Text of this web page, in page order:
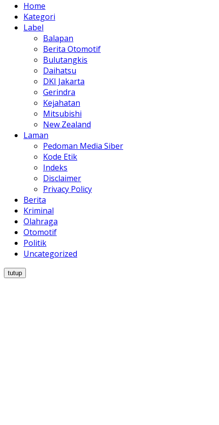
Home
Kategori
Label
Balapan
Berita Otomotif
Bulutangkis
Daihatsu
DKI Jakarta
Gerindra
Kejahatan
Mitsubishi
New Zealand
Laman
Pedoman Media Siber
Kode Etik
Indeks
Disclaimer
Privacy Policy
Berita
Kriminal
Olahraga
Otomotif
Politik
Uncategorized
tutup